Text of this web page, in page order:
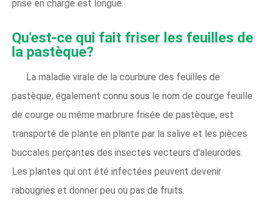
prise en charge est longue.
Qu'est-ce qui fait friser les feuilles de
la pastèque?
La maladie virale de la courbure des feuilles de
pastèque, également connu sous le nom de courge feuille
de courge ou même marbrure frisée de pastèque, est
transporté de plante en plante par la salive et les pièces
buccales perçantes des insectes vecteurs d'aleurodes.
Les plantes qui ont été infectées peuvent devenir
rabougries et donner peu ou pas de fruits.